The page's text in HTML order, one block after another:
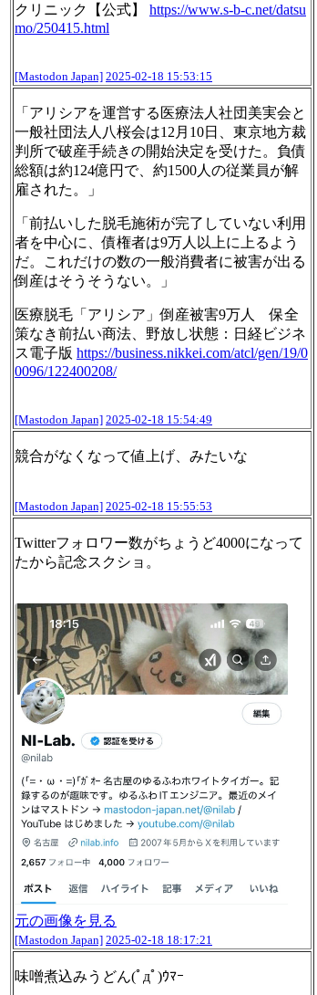
クリニック【公式】 https://www.s-b-c.net/datsu
mo/250415.html
[Mastodon Japan] 2025-02-18 15:53:15
「アリシアを運営する医療法人社団美実会と
一般社団法人八桜会は12月10日、東京地方裁
判所で破産手続きの開始決定を受けた。負債
総額は約124億円で、約1500人の従業員が解
雇された。」
「前払いした脱毛施術が完了していない利用
者を中心に、債権者は9万人以上に上るよう
だ。これだけの数の一般消費者に被害が出る
倒産はそうそうない。」
医療脱毛「アリシア」倒産被害9万人 保全
策なき前払い商法、野放し状態：日経ビジネ
ス電子版 https://business.nikkei.com/atcl/gen/19/0
0096/122400208/
[Mastodon Japan] 2025-02-18 15:54:49
競合がなくなって値上げ、みたいな
[Mastodon Japan] 2025-02-18 15:55:53
Twitterフォロワー数がちょうど4000になって
たから記念スクショ。
元の画像を見る
[Mastodon Japan] 2025-02-18 18:17:21
味噌煮込みうどん(ﾟдﾟ)ｳﾏｰ